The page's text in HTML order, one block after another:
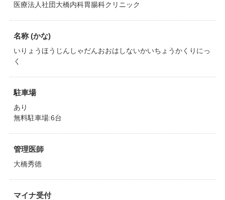
医療法人社団大橋内科胃腸科クリニック
名称 (かな)
いりょうほうじんしゃだんおおはしないかいちょうかくりにっ
く
駐車場
あり
無料駐車場:6台
管理医師
大橋秀徳
マイナ受付